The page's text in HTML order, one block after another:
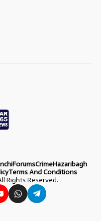
ForumsCrimeHazaribagh
Terms And Conditions
Rights Reserved.